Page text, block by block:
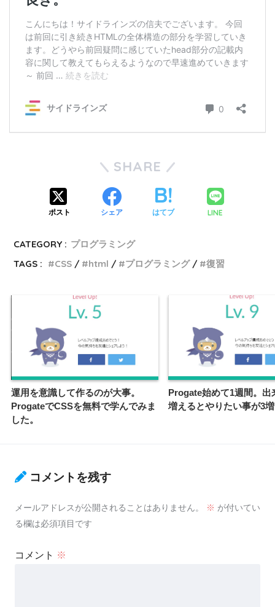
SHARE
ポスト シェア はてブ LINE
CATEGORY : プログラミング
TAGS :
CSS html プログラミング 復習
運用を意識して作るのが大事。
ProgateでCSSを無料で学んでみま
した。
Progate始めて1週間。出
増えるとやりたい事が3
コメントを残す
メールアドレスが公開されることはありません。 ※ が付いてい
る欄は必須項目です
コメント ※